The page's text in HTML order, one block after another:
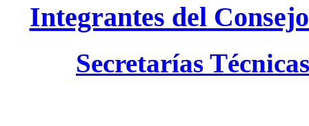
Integrantes del
Secretarías